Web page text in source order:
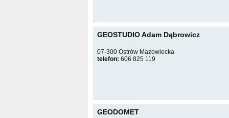
GEOSTUDIO Adam Dąbrowicz
07-300 Ostrów Mazowiecka
telefon: 606 825 119
GEODOMET